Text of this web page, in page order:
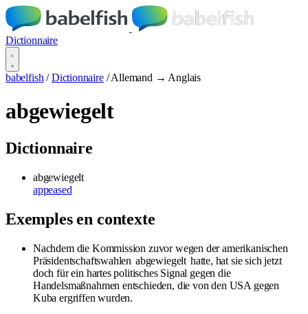
Dictionnaire
babelfish / Dictionnaire / Allemand → Anglais
abgewiegelt
Dictionnaire
abgewiegelt
appeased
Exemples en contexte
Nachdem die Kommission zuvor wegen der amerikanischen
Präsidentschaftswahlen abgewiegelt hatte, hat sie sich jetzt
doch für ein hartes politisches Signal gegen die
Handelsmaßnahmen entschieden, die von den USA gegen
Kuba ergriffen wurden.